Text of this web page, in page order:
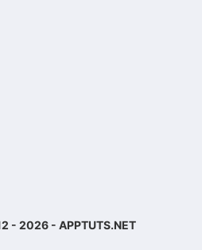
- 2026 - APPTUTS.NET